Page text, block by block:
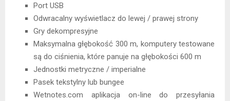
Port USB
Odwracalny wyświetlacz do lewej / prawej strony
Gry dekompresyjne
Maksymalna głębokość 300 m, komputery testowane
są do ciśnienia, które panuje na głębokości 600 m
Jednostki metryczne / imperialne
Pasek tekstylny lub bungee
Wetnotes.com aplikacja on-line do przesyłania